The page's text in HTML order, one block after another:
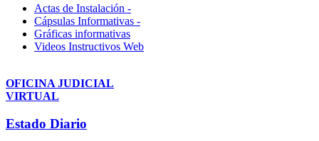
Actas de Instalación -
Cápsulas Informativas -
Gráficas informativas
Videos Instructivos Web
OFICINA JUDICIAL
VIRTUAL
Estado Diario